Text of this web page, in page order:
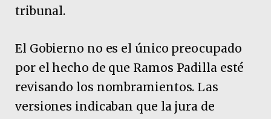
tribunal.
El Gobierno no es el único preocupado
por el hecho de que Ramos Padilla esté
revisando los nombramientos. Las
versiones indicaban que la jura de